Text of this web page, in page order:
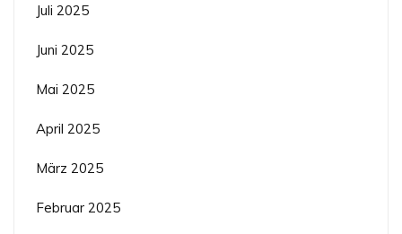
Juli 2025
Juni 2025
Mai 2025
April 2025
März 2025
Februar 2025